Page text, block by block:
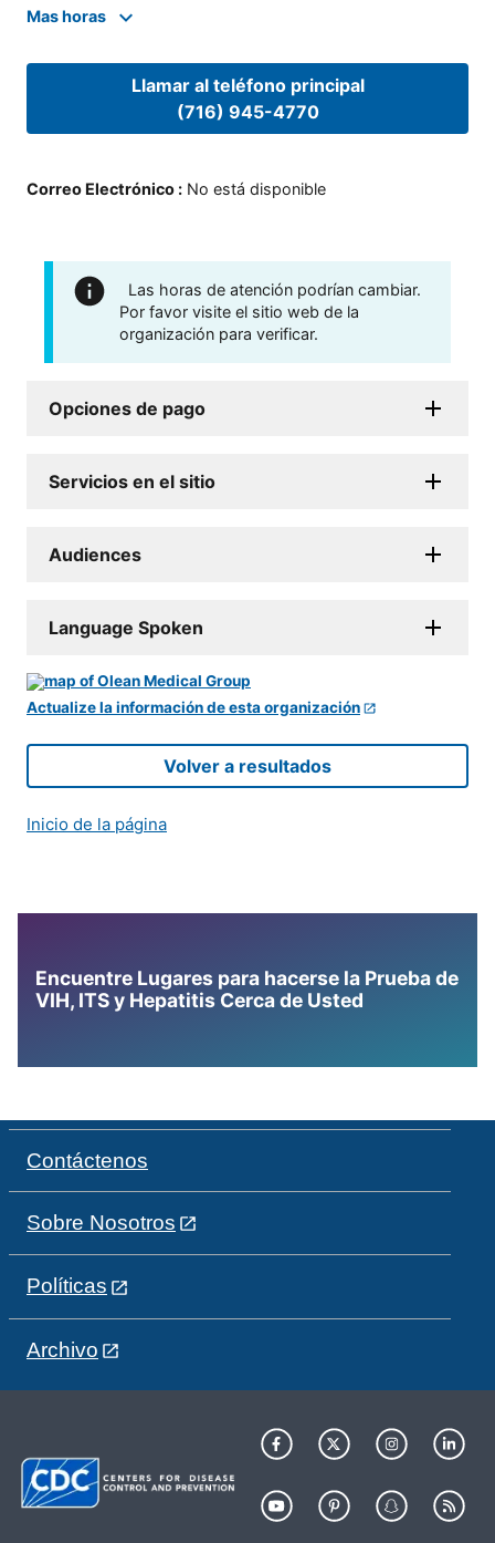
Mas horas
Llamar al teléfono principal
(716) 945-4770
Correo Electrónico : No está disponible
Las horas de atención podrían cambiar.
Por favor visite el sitio web de la
organización para verificar.
Opciones de pago
Servicios en el sitio
Audiences
Language Spoken
Actualize la información de esta organización
Volver a resultados
Inicio de la página
Encuentre Lugares para hacerse la Prueba de
VIH, ITS y Hepatitis Cerca de Usted
Contáctenos
Sobre Nosotros
Políticas
Archivo